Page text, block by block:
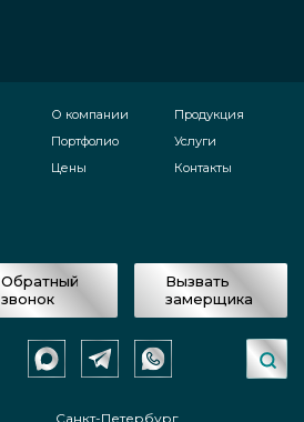
О компании
Портфолио
Цены
Продукция
Услуги
Контакты
Обратный
звонок
Вызвать
замерщика
Санкт-Петербург,